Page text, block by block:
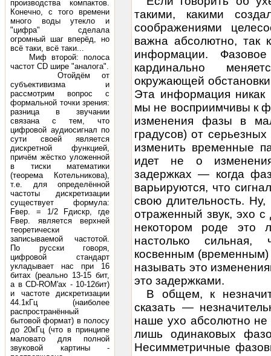
производства компактов.
Конечно, с того времени
много воды утекло и
"цифра" сделала
огромный шаг вперёд, но
всё таки, всё таки...
Миф второй: полоса
частот CD шире "аналога".
Отойдём от
субъективизма и
рассмотрим вопрос с
формальной точки зрения:
разница в звучании
связана с тем, что
цифровой аудиосигнал по
сути своей является
дискретной функцией,
причём жёстко уложенной
в тиски математики
(теорема Котельникова),
т.е. для определённой
частоты дискретизации
существует формула:
Fвер. = 1/2 Fдискр, где
Fвер. является верхней
теоретически
записываемой частотой.
По русски говоря,
цифровой стандарт
укладывает нас при 16
битах (реально 13-15 бит,
а в CD-ROM'ах - 10-12бит)
и частоте дискретизации
44.1кГц (наиболее
распространённый
бытовой формат) в полосу
до 20кГц (что в принципе
маловато для полной
звуковой картины -
такими, какими
соображениями
важна абсолютно, так
информации.
кардинально
окружающей
Эта информация никак
мы не восприимчивы к
изменения фазы в
градусов) от
изменить временные
идет не о
задержках — когда
варьируются, что
свою длительность.
отраженный звук, эхо
некотором роде это
настолько сильная,
косвенным
называть это
это задержками.
В общем, к
сказать —
наше ухо абсолютно не
лишь одинаковых
Несимметричные